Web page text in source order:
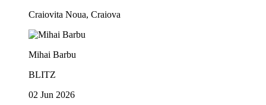
Craiovita Noua, Craiova
Mihai Barbu
BLITZ
02 Jun 2026